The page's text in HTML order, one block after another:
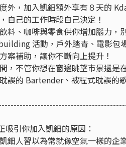
外，加入凱鈿額外享有８天的
自己的工作時段自己決定！
料、咖啡與零食供你增加腦力，
活動，戶外踏青、電影包
案補助，讓你不斷向上提升！
，不管你想在窗邊眺望市景還是
誤的 Bartender、被程式耽誤的
吸引你加入凱鈿的原因：
鈿人習以為常就像空氣一樣的企